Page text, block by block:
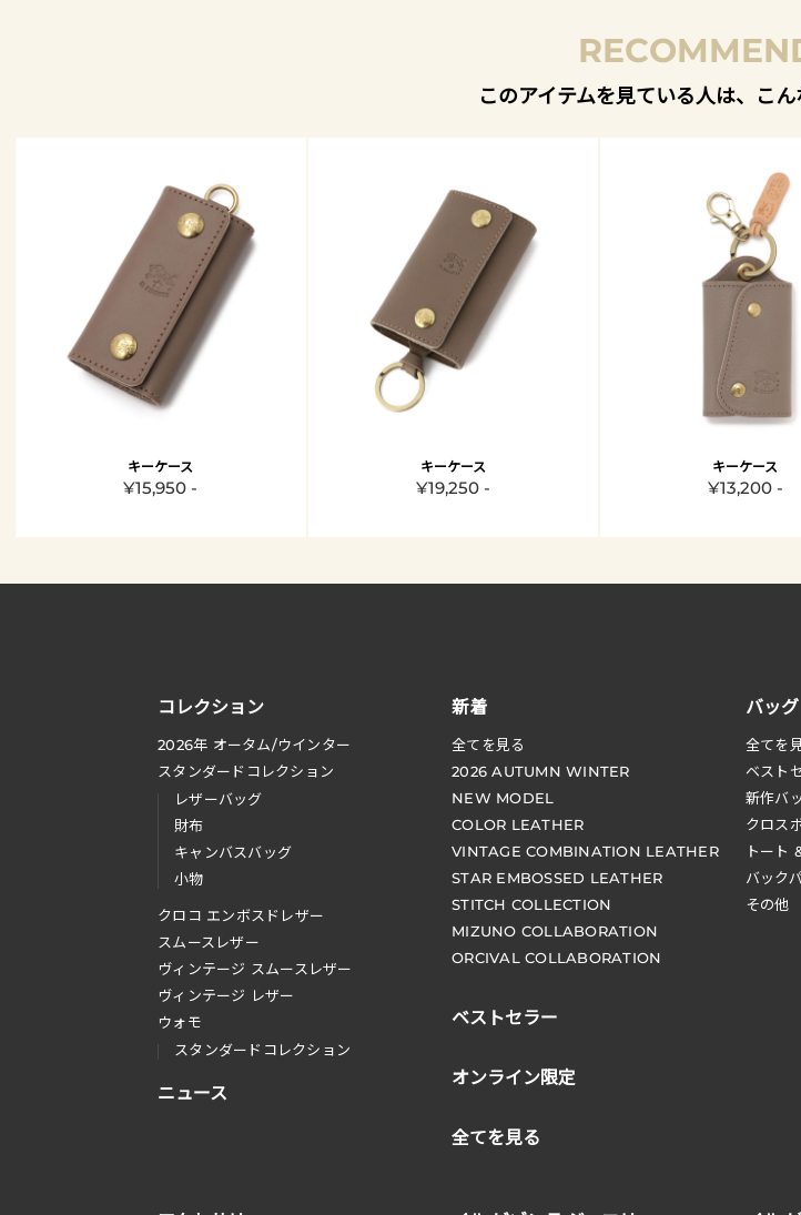
このアイテムを見ている人は、こ
キーケース
¥15,950 -
キーケース
¥19,250 -
キーケース
¥13,200 -
コレクション
2026年 オータム/ウインター
スタンダードコレクション
レザーバッグ
財布
キャンバスバッグ
小物
クロコ エンボスドレザー
スムースレザー
ヴィンテージ スムースレザー
ヴィンテージ レザー
ウォモ
スタンダードコレクション
ニュース
新着
全てを見る
2026 AUTUMN WINTER
NEW MODEL
COLOR LEATHER
VINTAGE COMBINATION LEATHER
STAR EMBOSSED LEATHER
STITCH COLLECTION
MIZUNO COLLABORATION
ORCIVAL COLLABORATION
ベストセラー
オンライン限定
全てを見る
バッグ
全てを
ベスト
新作バ
クロス
トート
バック
その他